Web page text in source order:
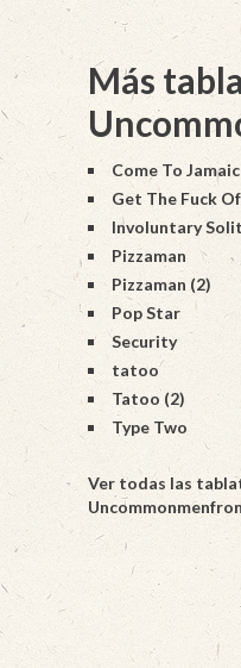
Más
Come To
Get The Fuck
Involuntary
Pizzaman
Pizzaman (2)
Pop Star
Security
tatoo
Tatoo (2)
Type Two
Ver todas las